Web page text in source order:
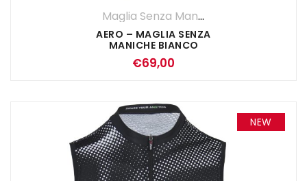
Maglia Senza Maniche
AERO – MAGLIA SENZA
MANICHE BIANCO
€69,00
NEW